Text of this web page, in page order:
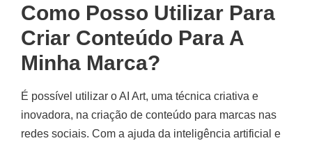
Como Posso Utilizar Para
Criar Conteúdo Para A
Minha Marca?
É possível utilizar o AI Art, uma técnica criativa e
inovadora, na criação de conteúdo para marcas nas
redes sociais. Com a ajuda da inteligência artificial e